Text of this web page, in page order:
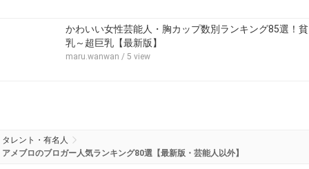
かわいい女性芸能人・胸カップ数別ランキング85選！貧
乳～超巨乳【最新版】
maru.wanwan / 5 view
タレント・有名人
アメブロのブロガー人気ランキング80選【最新版・芸能人以外】